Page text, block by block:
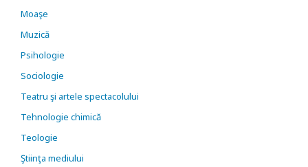
Moaşe
Muzică
Psihologie
Sociologie
Teatru şi artele spectacolului
Tehnologie chimică
Teologie
Ştiinţa mediului